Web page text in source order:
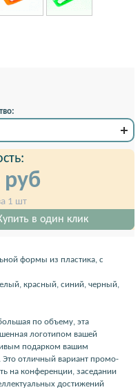
руб
1 шт
в один клик
формы из пластика, с
красный, синий, черный,
по объему, эта
логотипом вашей
подарком вашим
отличный вариант промо-
на конференции, заседании
достижений